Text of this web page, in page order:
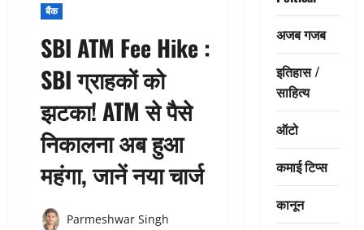
बैंक
SBI ATM Fee Hike :
SBI ग्राहकों को
झटका! ATM से पैसे
निकालना अब हुआ
महंगा, जानें नया चार्ज
Parmeshwar Singh
अजब गजब
इतिहास /
साहित्य
ऑटो
कमाई टिप्स
कानून